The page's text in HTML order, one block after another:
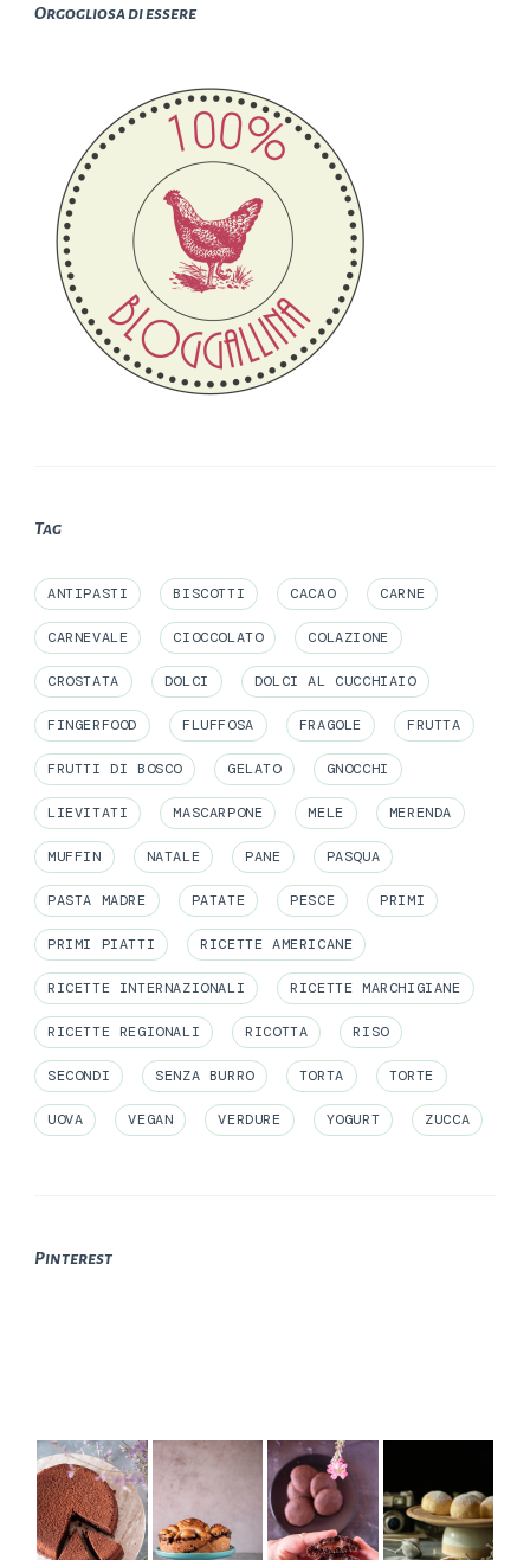
Orgogliosa di essere
Tag
ANTIPASTI BISCOTTI CACAO CARNE
CARNEVALE CIOCCOLATO COLAZIONE
CROSTATA DOLCI DOLCI AL CUCCHIAIO
FINGERFOOD FLUFFOSA FRAGOLE FRUTTA
FRUTTI DI BOSCO GELATO GNOCCHI
LIEVITATI MASCARPONE MELE MERENDA
MUFFIN NATALE PANE PASQUA
PASTA MADRE PATATE PESCE PRIMI
PRIMI PIATTI RICETTE AMERICANE
RICETTE INTERNAZIONALI RICETTE MARCHIGIANE
RICETTE REGIONALI RICOTTA RISO
SECONDI SENZA BURRO TORTA TORTE
UOVA VEGAN VERDURE YOGURT ZUCCA
Pinterest